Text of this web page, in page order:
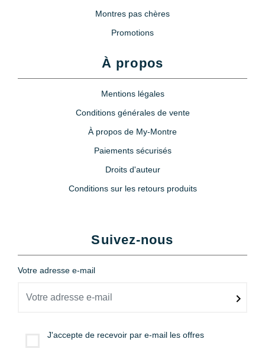
Montres pas chères
Promotions
À propos
Mentions légales
Conditions générales de vente
À propos de My-Montre
Paiements sécurisés
Droits d'auteur
Conditions sur les retours produits
Suivez-nous
Votre adresse e-mail
J'accepte de recevoir par e-mail les offres